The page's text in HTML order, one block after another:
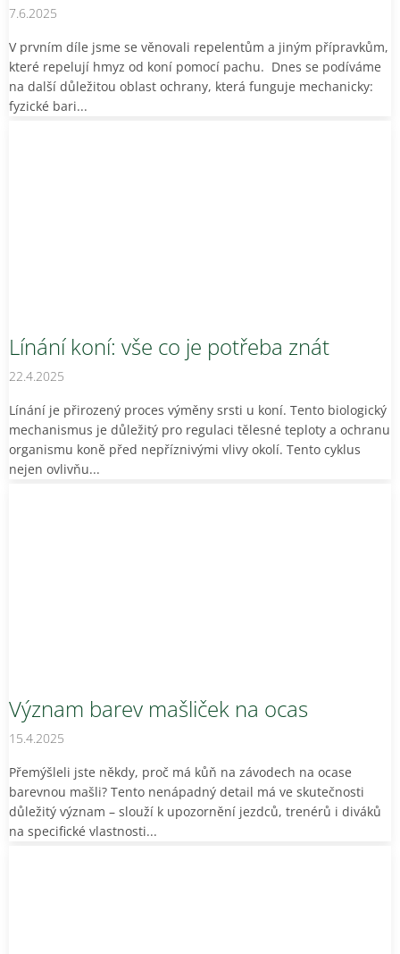
7.6.2025
V prvním díle jsme se věnovali repelentům a jiným přípravkům,
které repelují hmyz od koní pomocí pachu. Dnes se podíváme
na další důležitou oblast ochrany, která funguje mechanicky:
fyzické bari...
Línání koní: vše co je potřeba znát
22.4.2025
Línání je přirozený proces výměny srsti u koní. Tento biologický
mechanismus je důležitý pro regulaci tělesné teploty a ochranu
organismu koně před nepříznivými vlivy okolí. Tento cyklus
nejen ovlivňu...
Význam barev mašliček na ocas
15.4.2025
Přemýšleli jste někdy, proč má kůň na závodech na ocase
barevnou mašli? Tento nenápadný detail má ve skutečnosti
důležitý význam – slouží k upozornění jezdců, trenérů i diváků
na specifické vlastnosti...